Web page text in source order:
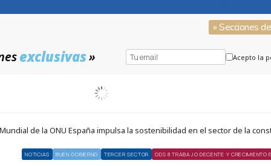
» Secciones
exclusivas» Acepto la
de la ONU España impulsa la sostenibilidad en el sector de la
NOTICIAS BUEN GOBIERNO TERCER SECTOR ODS 8 TRABAJO DECENTE Y CRECIMIENTO